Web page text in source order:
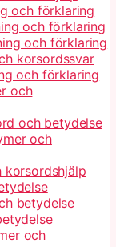
och förklaring
och förklaring
och förklaring
korsordssvar
och förklaring
och
och betydelse
och
korsordshjälp
betydelse
och